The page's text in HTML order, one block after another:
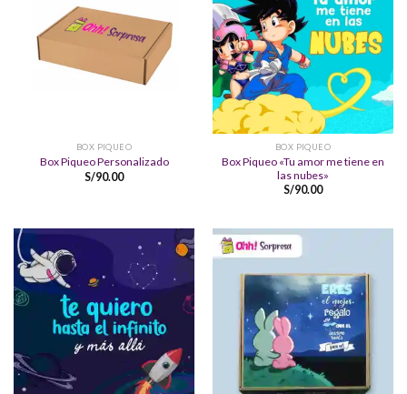
BOX PIQUEO
Box Piqueo Personalizado
S/90.00
BOX PIQUEO
Box Piqueo «Tu amor me tiene en
las nubes»
S/90.00